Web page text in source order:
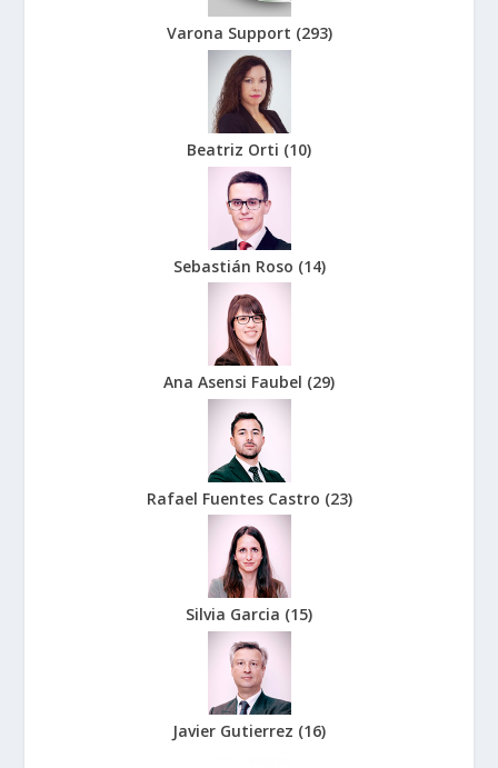
Varona Support (293)
Beatriz Orti (10)
Sebastián Roso (14)
Ana Asensi Faubel (29)
Rafael Fuentes Castro (23)
Silvia Garcia (15)
Javier Gutierrez (16)